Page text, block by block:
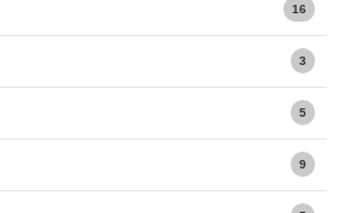
16
3
5
9